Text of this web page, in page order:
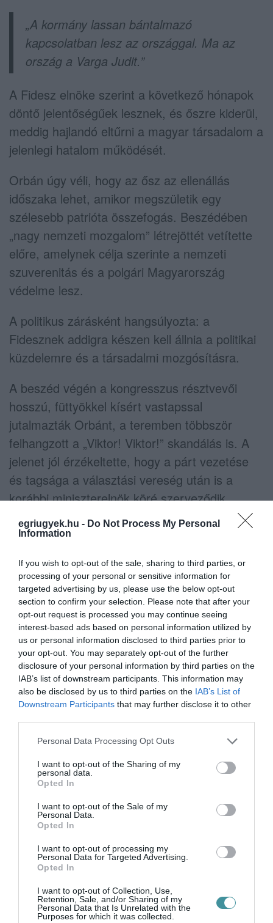
egriugyek.hu - Do Not Process My Personal
Information
If you wish to opt-out of the sale, sharing to third parties, or
processing of your personal or sensitive information for
targeted advertising by us, please use the below opt-out
section to confirm your selection. Please note that after your
opt-out request is processed you may continue seeing
interest-based ads based on personal information utilized by
us or personal information disclosed to third parties prior to
your opt-out. You may separately opt-out of the further
disclosure of your personal information by third parties on the
IAB’s list of downstream participants. This information may
also be disclosed by us to third parties on the IAB’s List of
Downstream Participants that may further disclose it to other
Please note that this website/app uses one or more Google
not limited to your visit or usage behaviour. You may click to
grant or deny consent to Google and its third-party tags to
use your data for below specified purposes in below Google
consent section.
Personal Data Processing Opt Outs
I want to opt-out of the Sharing of my
personal data.
Opted In
I want to opt-out of the Sale of my
Personal Data.
Opted In
I want to opt-out of processing my
Personal Data for Targeted Advertising.
Opted In
I want to opt-out of Collection, Use,
Retention, Sale, and/or Sharing of my
Personal Data that Is Unrelated with the
Purposes for which it was collected.
„A kormány lassan bántalmazó
kapcsolatban lesz az országgal. Ma az
ország a Varga Judit.”
A Fidesz elnöke szerint a következő hónapok
döntő jelentőségűek lesznek, és őszre kiderül,
meddig hajlandó eltűrni a magyar társadalom a
jelenlegi hatalom működését.
Orbán úgy véli, hogy az ősz az ellenállás
időszaka lehet, amikor megszületik egy
szélesebb patrióta összefogás. Beszédében
„nagy nemzeti mozgalom” létrejöttét vetítette
előre, amelynek célja szerinte a nemzeti
szuverenitás és a polgári Magyarország
védelme lesz.
A politikus zárásként hangsúlyozta: a
Fidesznek addigra készen kell állnia a politikai
küzdelemre és a társadalmi mozgósításra.
A beszéd végén a kongresszus résztvevői
hosszú, füttyökkel kísért vastapssal
jutalmazták Orbánt, a teremben többször
felhangzott a „Viktor! Viktor!” skandálás is. A
jelenet jól érzékeltette, hogy a párt vezetése
és tagsága a választási vereség után is a
korábbi miniszterelnök köré szerveződik,
miközben a Fidesz már a következő politikai
időszakra készül.
Ne maradjon le a legfrissebb hírekről, kövessen
bennünket az EGRI ÜGYEK Google Hírek oldalán!
VISSZA A FŐOLDALRA
A MESTERSÉGES INTELLIGENCIA